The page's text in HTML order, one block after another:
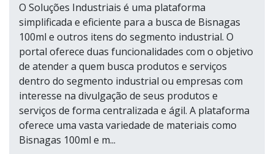
O Soluções Industriais é uma plataforma
simplificada e eficiente para a busca de Bisnagas
100ml e outros itens do segmento industrial. O
portal oferece duas funcionalidades com o objetivo
de atender a quem busca produtos e serviços
dentro do segmento industrial ou empresas com
interesse na divulgação de seus produtos e
serviços de forma centralizada e ágil. A plataforma
oferece uma vasta variedade de materiais como
Bisnagas 100ml e m...